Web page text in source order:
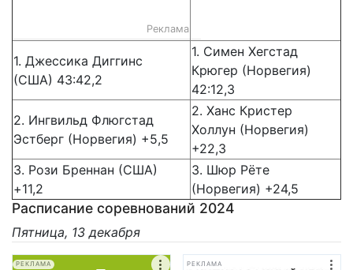
Реклама
1. Джессика Диггинс
(США) 43:42,2
1. Симен Хегстад
Крюгер (Норвегия)
42:12,3
2. Ингвильд Флюгстад
Эстберг (Норвегия) +5,5
2. Ханс Кристер
Холлун (Норвегия)
+22,3
3. Рози Бреннан (США)
+11,2
3. Шюр Рёте
(Норвегия) +24,5
Расписание соревнований 2024
Пятница, 13 декабря
РЕКЛАМА РЕКЛАМА